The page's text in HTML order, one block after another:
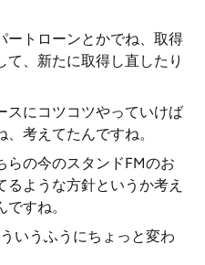
ートローンとかでね、取得
て、新たに取得し直したり
スにコツコツやっていけば
考えてたんですね。
らの今のスタンドFMのお
ような方針というか考え
すね。
いうふうにちょっと変わ